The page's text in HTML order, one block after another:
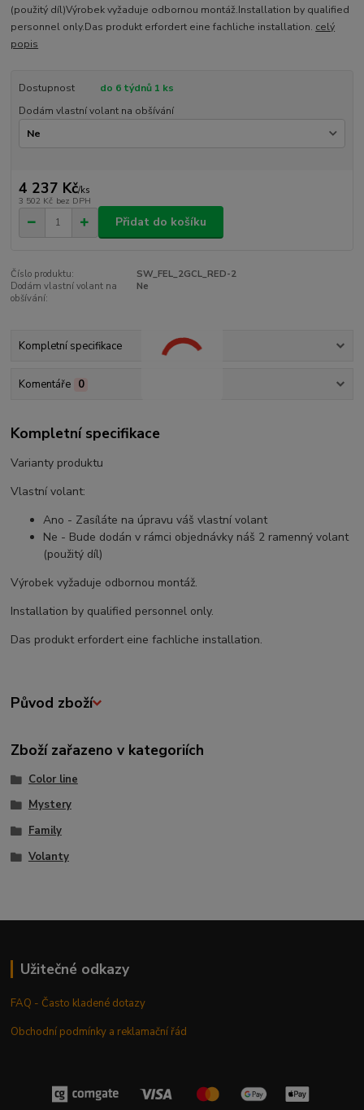
(použitý díl)Výrobek vyžaduje odbornou montáž.Installation by qualified
personnel only.Das produkt erfordert eine fachliche installation. celý
popis
Dostupnost
do 6 týdnů 1 ks
Dodám vlastní volant na obšívání
4 237 Kč/ks
3 502 Kč bez DPH
Přidat do košíku
Číslo produktu:
SW_FEL_2GCL_RED-2
Dodám vlastní volant na
obšívání:
Ne
Kompletní specifikace
Komentáře 0
Kompletní specifikace
Varianty produktu
Vlastní volant:
Ano - Zasíláte na úpravu váš vlastní volant
Ne - Bude dodán v rámci objednávky náš 2 ramenný volant
(použitý díl)
Výrobek vyžaduje odbornou montáž.
Installation by qualified personnel only.
Das produkt erfordert eine fachliche installation.
Původ zboží
Zboží zařazeno v kategoriích
Color line
Mystery
Family
Volanty
Užitečné odkazy
FAQ - Často kladené dotazy
Obchodní podmínky a reklamační řád